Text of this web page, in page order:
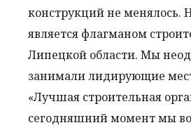
конструкций не менялось.
является флагманом
Липецкой области. Мы
занимали лидирующие
«Лучшая строительная
сегодняшний момент мы